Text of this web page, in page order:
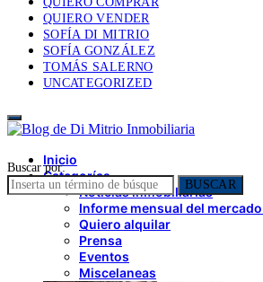
QUIERO VENDER
SOFÍA DI MITRIO
SOFÍA GONZÁLEZ
TOMÁS SALERNO
UNCATEGORIZED
Inicio
Categorías
Noticias inmobiliarias
Informe mensual del
Quiero alquilar
Prensa
Eventos
Miscelaneas
Buscar por:
BUSCAR